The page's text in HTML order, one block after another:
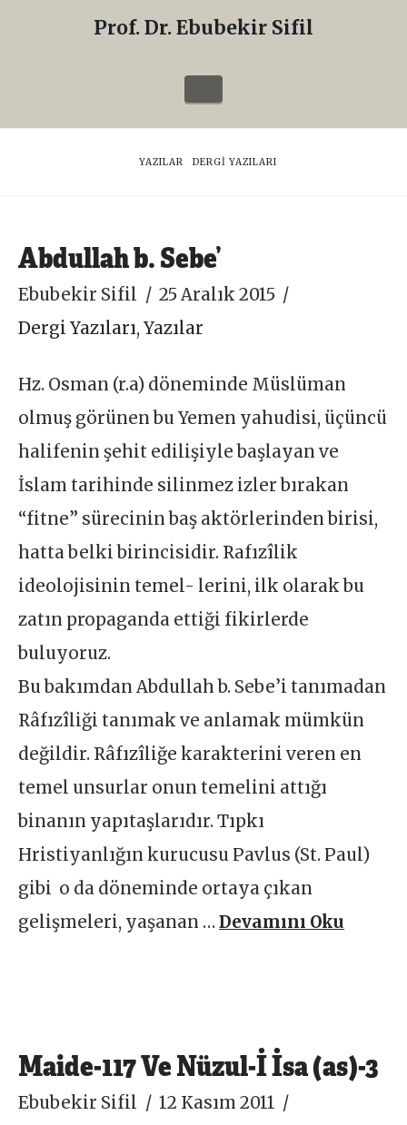
Sifil
Prof. Dr. Ebubekir Sifil
Navigation
HOME
YAZILAR DERGI YAZILARI
Abdullah b. Sebe’
Ebubekir Sifil
25 Aralık 2015
Dergi Yazıları,Yazılar
Hz. Osman (r.a) döneminde Müslüman
olmuş görünen bu Yemen yahudisi, üçüncü
halifenin şehit edilişiyle başlayan ve
İslam tarihinde silinmez izler bırakan
“fitne” sürecinin baş aktörlerinden birisi,
hatta belki birincisidir. Rafızîlik
ideolojisinin temel- lerini, ilk olarak bu
zatın propaganda ettiği fikirlerde
buluyoruz.
Bu bakımdan Abdullah b. Sebe’i tanımadan
Râfızîliği tanımak ve anlamak mümkün
değildir. Râfızîliğe karakterini veren en
temel unsurlar onun temelini attığı
binanın yapıtaşlarıdır. Tıpkı
Hristiyanlığın kurucusu Pavlus (St. Paul)
gibi o da döneminde ortaya çıkan
gelişmeleri, yaşanan …Devamını Oku
Maide-117 Ve Nüzul-İ İsa (as)-3
Ebubekir Sifil
12 Kasım 2011